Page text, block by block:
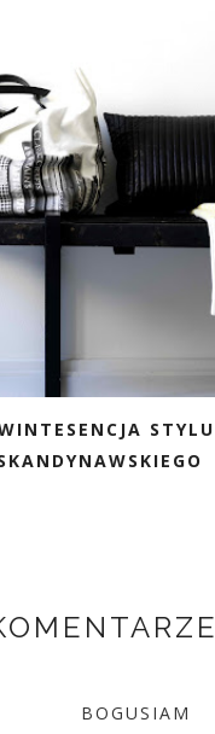
STYLU
BOGUSIAM